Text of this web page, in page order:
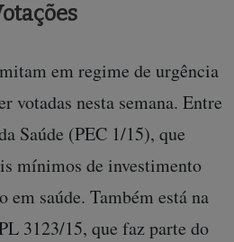
em regime de urgência
votadas nesta semana. Entre
Saúde (PEC 1/15), que
mínimos de investimento
saúde. Também está na
3123/15, que faz parte do